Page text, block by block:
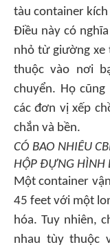
tàu container
Điều này có
nhỏ từ giường
thuộc vào nơi
chuyển. Họ
các đơn vị xếp
chắn và bền.
CÓ BAO NHIÊU
HỘP ĐỰNG HÌNH
Một container
45 feet với một
hóa. Tuy nhiên,
nhau tùy thuộc